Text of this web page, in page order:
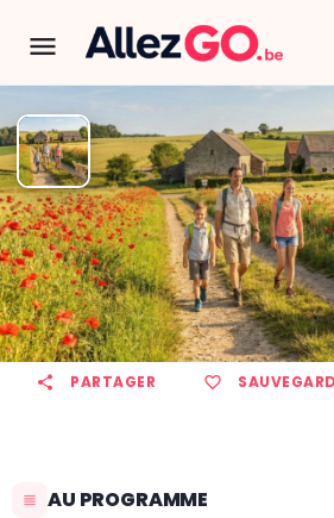
Marche ADEPS à
TÉLÉPHONE
PARTAGER
AU PROGRAMME